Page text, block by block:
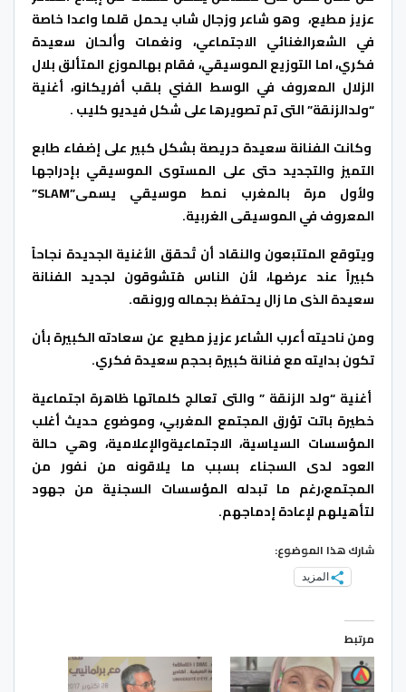
عزيز مطيع، وهو شاعر وزجال شاب يحمل قلما واعدا خاصة
في الشعرالغنائي الاجتماعي، ونغمات وألحان سعيدة
فكري، اما التوزيع الموسيقي، فقام بهالموزع المتألق بلال
الزلال المعروف في الوسط الفني بلقب أفريكانو، أغنية
“ولدالزنقة” التى تم تصويرها على شكل فيديو كليب .
وكانت الفنانة سعيدة حريصة بشكل كبير على إضفاء طابع
التميز والتجديد حتى على المستوى الموسيقي بإدراجها
ولأول مرة بالمغرب نمط موسيقي يسمى”SLAM”
المعروف في الموسيقى الغربية.
ويتوقع المتتبعون والنقاد أن تُحقق الأغنية الجديدة نجاحاً
كبيراً عند عرضها، لأن الناس مُتشوقون لجديد الفنانة
سعيدة الذى ما زال يحتفظ بجماله ورونقه.
ومن ناحيته أعرب الشاعر عزيز مطيع عن سعادته الكبيرة بأن
تكون بدايته مع فنانة كبيرة بحجم سعيدة فكري.
أغنية “ولد الزنقة ” والتى تعالج كلماتها ظاهرة اجتماعية
خطيرة باتت تؤرق المجتمع المغربي، وموضوع حديث أغلب
المؤسسات السياسية، الاجتماعيةوالإعلامية، وهي حالة
العود لدى السجناء بسبب ما يلاقونه من نفور من
المجتمع،رغم ما تبدله المؤسسات السجنية من جهود
لتأهيلهم لإعادةإدماجهم.
شارك هذا الموضوع:
المزيد
مرتبط